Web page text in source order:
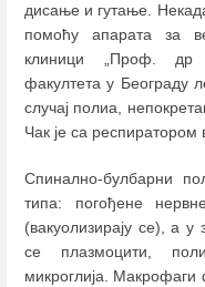
дисање и гутање.
помоћу апарата за
клиници „Проф. др
факултета у Београду
случај полиа,
Чак је са
Спинално-булбарни
типа: погођене
(вакуолизирају се), а
се плазмоцити,
микроглија. Макрофаги